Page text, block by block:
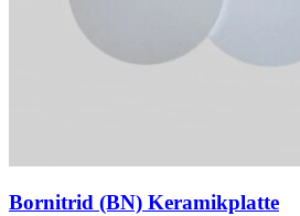
Bornitrid (BN) Keramikplatte